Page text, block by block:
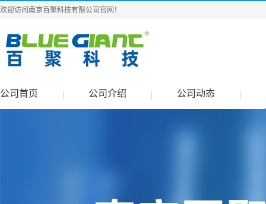
欢迎访问南京百聚科技有限公司官网！
公司首页 公司介绍 公司动态